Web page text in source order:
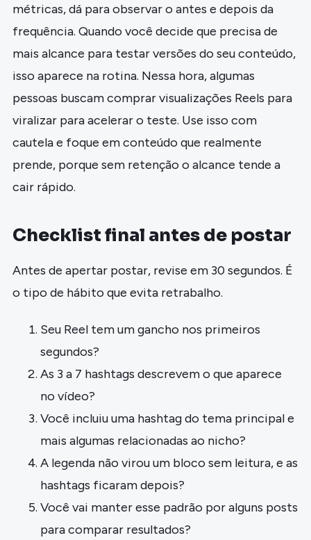
métricas, dá para observar o antes e depois da
frequência. Quando você decide que precisa de
mais alcance para testar versões do seu conteúdo,
isso aparece na rotina. Nessa hora, algumas
pessoas buscam comprar visualizações Reels para
viralizar para acelerar o teste. Use isso com
cautela e foque em conteúdo que realmente
prende, porque sem retenção o alcance tende a
cair rápido.
Checklist final antes de postar
Antes de apertar postar, revise em 30 segundos. É
o tipo de hábito que evita retrabalho.
Seu Reel tem um gancho nos primeiros
segundos?
As 3 a 7 hashtags descrevem o que aparece
no vídeo?
Você incluiu uma hashtag do tema principal e
mais algumas relacionadas ao nicho?
A legenda não virou um bloco sem leitura, e as
hashtags ficaram depois?
Você vai manter esse padrão por alguns posts
para comparar resultados?